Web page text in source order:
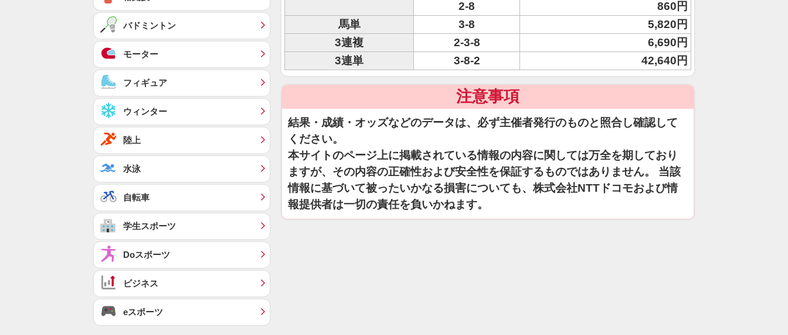
2-8
860円
馬単
3-8
5,820円
3連複
2-3-8
6,690円
3連単
3-8-2 42,640円
注意事項
結果・成績・オッズなどのデータは、必ず主催者発行のものと照合し確認して
ください。
本サイトのページ上に掲載されている情報の内容に関しては万全を期しており
ますが、その内容の正確性および安全性を保証するものではありません。 当該
情報に基づいて被ったいかなる損害についても、株式会社NTTドコモおよび情
報提供者は一切の責任を負いかねます。
バドミントン
モーター
フィギュア
ウィンター
陸上
水泳
自転車
学生スポーツ
Doスポーツ
ビジネス
eスポーツ